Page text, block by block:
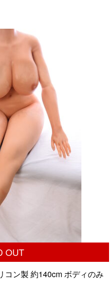
格
は
¥78,000
で
す。
OUT
コン製 約140cm ボディのみ